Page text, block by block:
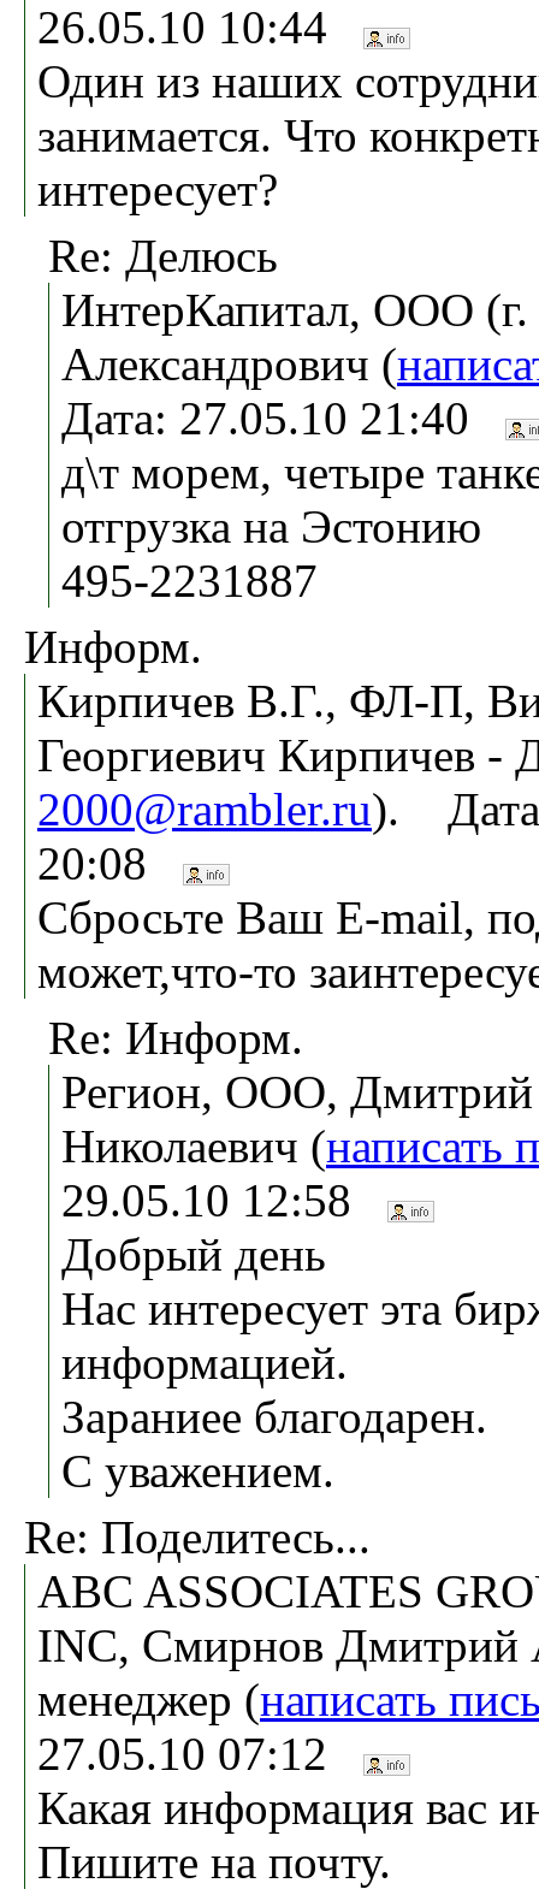
26.05.10 10:44
Один из наших
занимается. Что
интересует?
Re: Делюсь
ИнтерКапитал, ООО
Александрович (
Дата: 27.05.10 21:40
д\т морем, четыре
отгрузка на Эстонию
495-2231887
Информ.
Кирпичев В.Г., ФЛ-П,
Георгиевич Кирпичев -
2000@rambler.ru).
20:08
Сбросьте Ваш E-mail,
может,что-то
Re: Информ.
Регион, ООО, Дмитрий
Николаевич (написать
29.05.10 12:58
Добрый день
Нас интересует эта
информацией.
Зараниее благодарен.
С уважением.
Re: Поделитесь...
ABC ASSOCIATES
INC, Смирнов Дмитрий
менеджер (написать
27.05.10 07:12
Какая информация вас
Пишите на почту.